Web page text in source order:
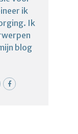
ik
Ik
blog